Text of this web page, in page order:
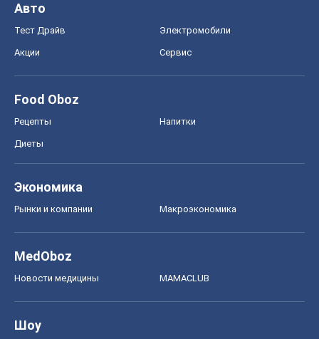
Авто
Тест Драйв Электромобили
Акции Сервис
Food Oboz
Рецепты Напитки
Диеты
Экономика
Рынки и компании Mакроэкономика
MedOboz
Новости медицины MAMACLUB
Шоу